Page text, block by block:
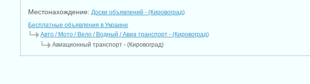
Местонахождение: Доски объявлений - (Кировоград)
Бесплатные объявления в Украине
Авто / Мото / Вело / Водный / Авиа транспорт - (Кировоград)
Авиационный транспорт - (Кировоград)